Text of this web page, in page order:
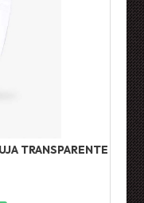
TRANSPARENTE